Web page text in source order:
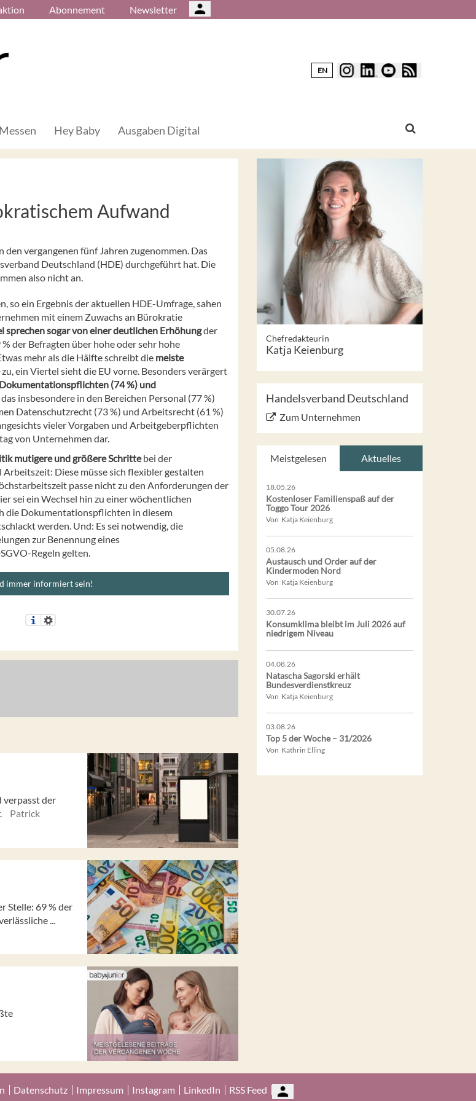
Abonnement Newsletter
EN
Messen Hey Baby Ausgaben Digital
Aufwand
vergangenen fünf Jahren zugenommen. Das
Deutschland (HDE) durchgeführt hat. Die
also nicht an.
so ein Ergebnis der aktuellen HDE-Umfrage, sahen
mit einem Zuwachs an Bürokratie
sprechen sogar von einer deutlichen Erhöhungder
der Befragten über hohe oder sehr hohe
mehr als die Hälfte schreibt die meiste
zu, ein Viertel sieht die EU vorne. Besonders verärgert
Dokumentationspflichten (74 %) und
insbesondere in den Bereichen Personal (77 %)
Datenschutzrecht (73 %) und Arbeitsrecht (61 %)
vieler Vorgaben und Arbeitgeberpflichten
von Unternehmen dar.
mutigere und größere Schrittebei der
Diese müsse sich flexibler gestalten
passe nicht zu den Anforderungen der
sei ein Wechsel hin zu einer wöchentlichen
die Dokumentationspflichten in diesem
werden. Und: Es sei notwendig, die
zur Benennung eines
Regeln gelten.
immer informiert sein!
verpasst der
Patrick
Stelle: 69 % der
...
Chefredakteurin
Katja Keienburg
Handelsverband Deutschland
Zum Unternehmen
Meistgelesen Aktuelles
18.05.26
Kostenloser Familienspaß auf der
Toggo Tour 2026
Von Katja Keienburg
05.08.26
Austausch und Order auf der
Kindermoden Nord
Von Katja Keienburg
30.07.26
Konsumklima bleibt im Juli 2026 auf
niedrigem Niveau
04.08.26
Natascha Sagorski erhält
Bundesverdienstkreuz
Von Katja Keienburg
03.08.26
Top 5 der Woche – 31/2026
Von Kathrin Elling
Datenschutz Impressum Instagram LinkedIn RSS Feed